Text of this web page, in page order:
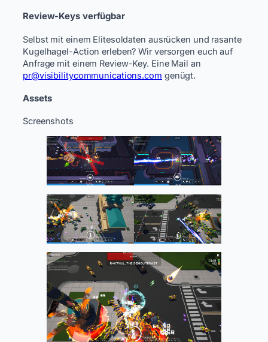
Review-Keys verfügbar
Selbst mit einem Elitesoldaten ausrücken und rasante
Kugelhagel-Action erleben? Wir versorgen euch auf
Anfrage mit einem Review-Key. Eine Mail an
pr@visibilitycommunications.com genügt.
Assets
Screenshots